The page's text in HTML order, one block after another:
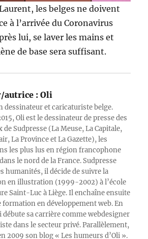
les belges ne doivent
à l’arrivée du Coronavirus
lui, se laver les mains et
de base sera suffisant.
autrice : Oli
dessinateur et caricaturiste belge.
Oli est le dessinateur de presse des
de Sudpresse (La Meuse, La Capitale,
La Province et La Gazette), les
les plus lus en région francophone
le nord de la France. Sudpresse
humanités, il décide de suivre la
en illustration (1999-2002) à l’école
Saint-Luc à Liège. Il enchaîne ensuite
formation en développement web. En
débute sa carrière comme webdesigner
dans le secteur privé. Parallèlement,
2009 son blog « Les humeurs d’Oli ».